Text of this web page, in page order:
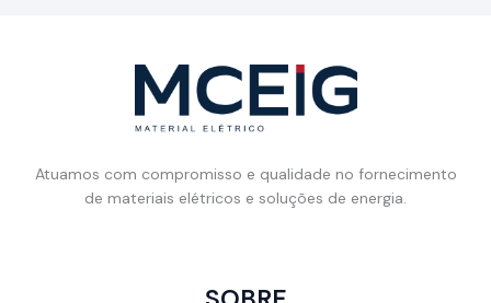
Atuamos com compromisso e qualidade no fornecimento
de materiais elétricos e soluções de energia.